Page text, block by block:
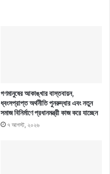
গণমানুষের আকাঙ্খার বাস্তবায়ন,
ধ্বংসপ্রাপ্ত অর্থনীতি পুনরুদ্ধার এবং নতুন
সমাজ বিনির্মাণে প্রধানমন্ত্রী কাজ করে যাচ্ছেন
৭ আগস্ট, ২০২৬